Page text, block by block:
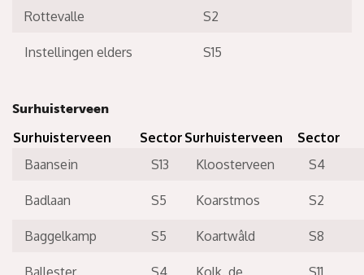
Rottevalle S2
Instellingen elders S15
Surhuisterveen
Surhuisterveen Sector Surhuisterveen
Sector
Baansein
S13 Kloosterveen S4
Badlaan S5 Koarstmos S2
Baggelkamp S5 Koartwâld S8
Ballester S4 Kolk, de S11